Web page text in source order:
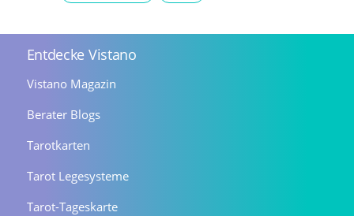
Entdecke Vistano
Vistano Magazin
Berater Blogs
Tarotkarten
Tarot Legesysteme
Tarot-Tageskarte